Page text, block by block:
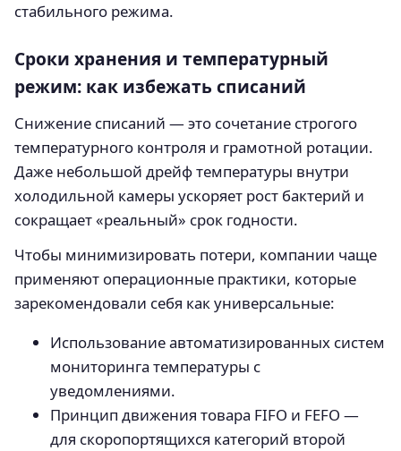
стабильного режима.
Сроки хранения и температурный
режим: как избежать списаний
Снижение списаний — это сочетание строгого
температурного контроля и грамотной ротации.
Даже небольшой дрейф температуры внутри
холодильной камеры ускоряет рост бактерий и
сокращает «реальный» срок годности.
Чтобы минимизировать потери, компании чаще
применяют операционные практики, которые
зарекомендовали себя как универсальные:
Использование автоматизированных систем
мониторинга температуры с
уведомлениями.
Принцип движения товара FIFO и FEFO —
для скоропортящихся категорий второй